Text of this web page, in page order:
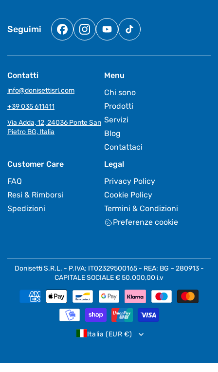
Seguimi
FacebookInstagram
YouTubeTikTok
Contatti
info@donisettisrl.com
+39 035 611411
Via Adda, 12, 24036 Ponte San
Pietro BG, Italia
Menu
Chi sono
Prodotti
Servizi
Blog
Contattaci
Customer Care
FAQ
Resi & Rimborsi
Spedizioni
Legal
Privacy Policy
Cookie Policy
Termini & Condizioni
Preferenze cookie
Donisetti S.R.L. - P.IVA: IT02329500165 - REA: BG – 280913 -
CAPITALE SOCIALE € 50.000,00 i.v
Metodi
Italia (EUR €)